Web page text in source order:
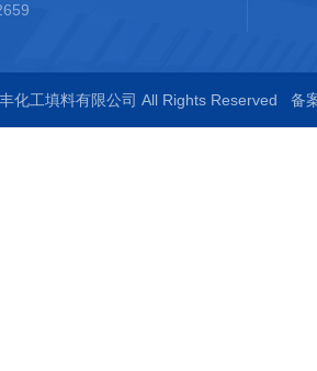
化工填料有限公司 All Rights Reserved 备